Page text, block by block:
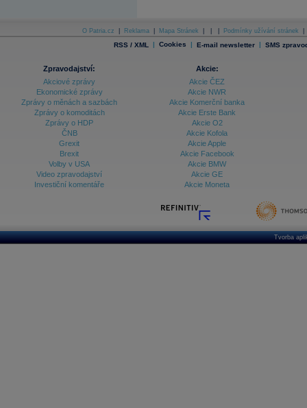
O Patria.cz Reklama Mapa Stránek Podmínky užívání stránek
RSS / XML | Cookies | E-mail newsletter | SMS
Zpravodajství:
Akciové zprávy
Ekonomické zprávy
Zprávy o měnách a sazbách
Zprávy o komoditách
Zprávy o HDP
ČNB
Grexit
Brexit
Volby v USA
Video zpravodajství
Investiční komentáře
Akcie:
Akcie ČEZ
Akcie NWR
Akcie Komerční banka
Akcie Erste Bank
Akcie O2
Akcie Kofola
Akcie Apple
Akcie Facebook
Akcie BMW
Akcie GE
Akcie Moneta
Tvorba